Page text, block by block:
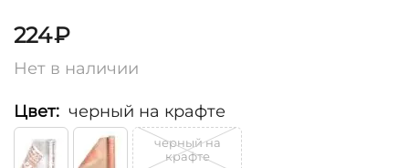
224₽
Нет в наличии
Цвет: черный на крафте
черный на
крафте